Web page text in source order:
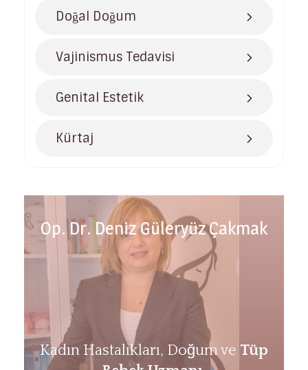
Doğal Doğum
Vajinismus Tedavisi
Genital Estetik
Kürtaj
Op. Dr. Deniz Güleryüz Çakmak
Kadın Hastalıkları, Doğum ve Tüp